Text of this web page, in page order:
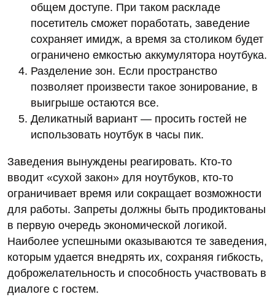
общем доступе. При таком раскладе
посетитель сможет поработать, заведение
сохраняет имидж, а время за столиком будет
ограничено емкостью аккумулятора ноутбука.
Разделение зон. Если пространство
позволяет произвести такое зонирование, в
выигрыше остаются все.
Деликатный вариант — просить гостей не
использовать ноутбук в часы пик.
Заведения вынуждены реагировать. Кто-то
вводит «сухой закон» для ноутбуков, кто-то
ограничивает время или сокращает возможности
для работы. Запреты должны быть продиктованы
в первую очередь экономической логикой.
Наиболее успешными оказываются те заведения,
которым удается внедрять их, сохраняя гибкость,
доброжелательность и способность участвовать в
диалоге с гостем.